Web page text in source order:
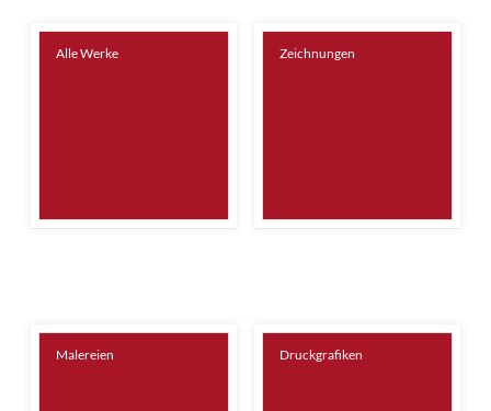
Alle Werke Zeichnungen
Malereien Druckgrafiken